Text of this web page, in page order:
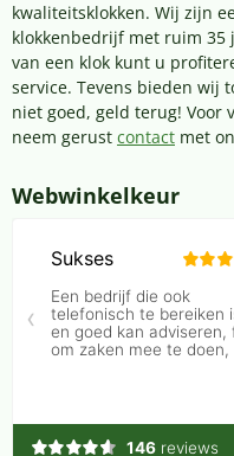
kwaliteitsklokken. Wij zijn
klokkenbedrijf met ruim 35
van een klok kunt u
service. Tevens bieden wij
niet goed, geld terug! Voor
neem gerust contact met
Webwinkelkeur